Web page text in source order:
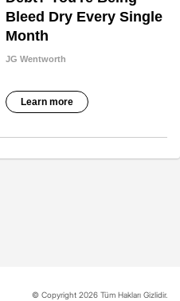
© Copyright 2026 Tüm Hakları Gizlidir.